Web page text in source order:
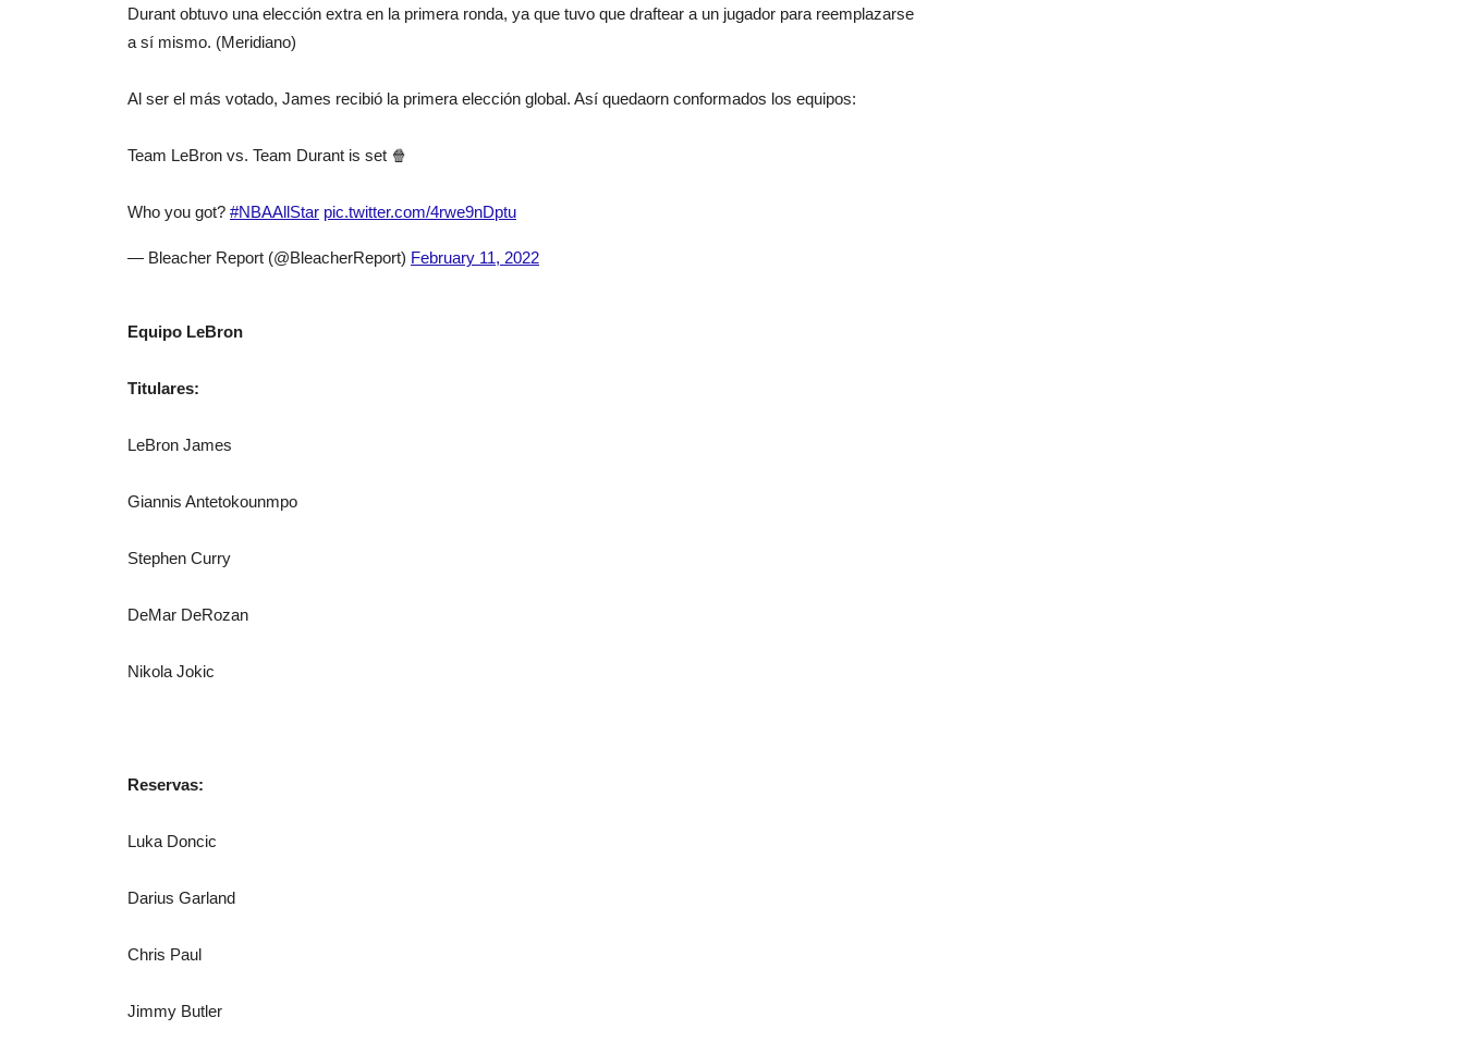
Durant obtuvo una elección extra en la primera ronda, ya que tuvo que draftear a un jugador para reemplazarse
a sí mismo. (Meridiano)
Al ser el más votado, James recibió la primera elección global. Así quedaorn conformados los equipos:
Team LeBron vs. Team Durant is set 🍿
Who you got? #NBAAllStar pic.twitter.com/4rwe9nDptu
— Bleacher Report (@BleacherReport) February 11, 2022
Equipo LeBron
Titulares:
LeBron James
Giannis Antetokounmpo
Stephen Curry
DeMar DeRozan
Nikola Jokic
Reservas:
Luka Doncic
Darius Garland
Chris Paul
Jimmy Butler